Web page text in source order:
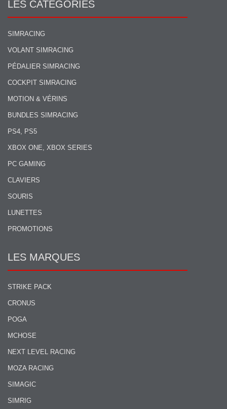
LES CATÉGORIES
SIMRACING
VOLANT SIMRACING
PÉDALIER SIMRACING
COCKPIT SIMRACING
MOTION & VÉRINS
BUNDLES SIMRACING
PS4, PS5
XBOX ONE, XBOX SERIES
PC GAMING
CLAVIERS
SOURIS
LUNETTES
PROMOTIONS
LES MARQUES
STRIKE PACK
CRONUS
POGA
MCHOSE
NEXT LEVEL RACING
MOZA RACING
SIMAGIC
SIMRIG